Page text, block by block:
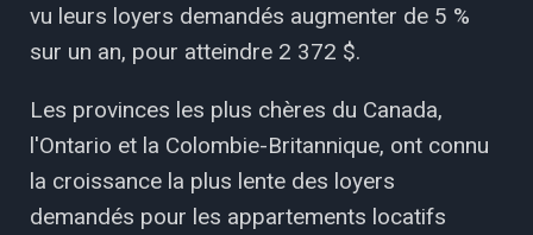
vu leurs loyers demandés augmenter de 5 %
sur un an, pour atteindre 2 372 $.
Les provinces les plus chères du Canada,
l'Ontario et la Colombie-Britannique, ont connu
la croissance la plus lente des loyers
demandés pour les appartements locatifs